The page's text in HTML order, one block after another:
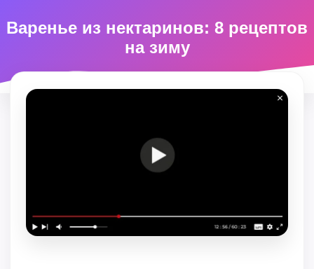
Варенье из нектаринов: 8 рецептов
на зиму